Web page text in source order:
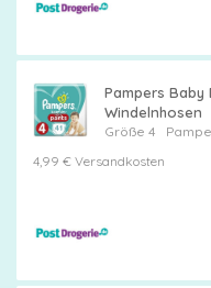
Pampers Baby
Windelnhosen
Größe 4
4,99 € Versandkosten